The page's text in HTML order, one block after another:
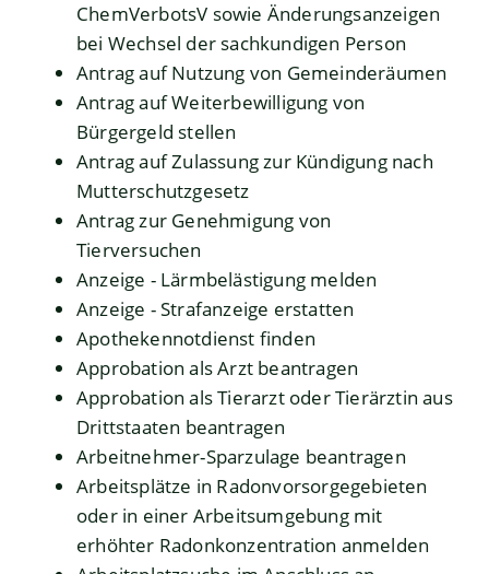
ChemVerbotsV sowie Änderungsanzeigen
bei Wechsel der sachkundigen Person
Antrag auf Nutzung von Gemeinderäumen
Antrag auf Weiterbewilligung von
Bürgergeld stellen
Antrag auf Zulassung zur Kündigung nach
Mutterschutzgesetz
Antrag zur Genehmigung von
Tierversuchen
Anzeige - Lärmbelästigung melden
Anzeige - Strafanzeige erstatten
Apothekennotdienst finden
Approbation als Arzt beantragen
Approbation als Tierarzt oder Tierärztin aus
Drittstaaten beantragen
Arbeitnehmer-Sparzulage beantragen
Arbeitsplätze in Radonvorsorgegebieten
oder in einer Arbeitsumgebung mit
erhöhter Radonkonzentration anmelden